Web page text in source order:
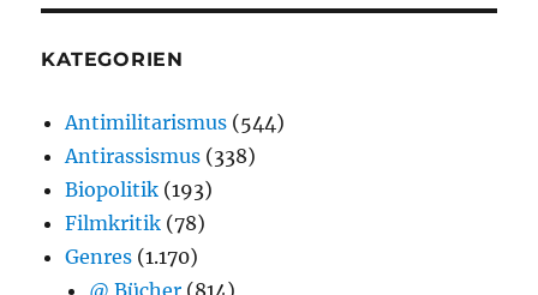
KATEGORIEN
Antimilitarismus (544)
Antirassismus (338)
Biopolitik (193)
Filmkritik (78)
Genres (1.170)
@ Bücher (814)